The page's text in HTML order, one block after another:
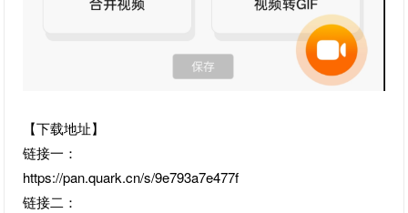
【下载地址】
链接一：
https://pan.quark.cn/s/9e793a7e477f
链接二：